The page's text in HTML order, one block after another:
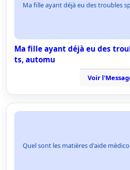
Ma fille ayant déjà eu des troubles
Ma fille ayant déjà eu des
ts, automu
Voir
Quel sont les matières d'aide